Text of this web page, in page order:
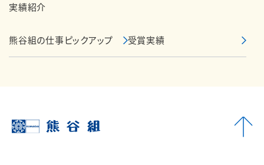
実績紹介
熊谷組の仕事ピックアップ 受賞実績